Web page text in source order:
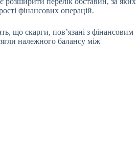
фінансових операцій.
що скарги, пов’язані з фінансовим
належного балансу між